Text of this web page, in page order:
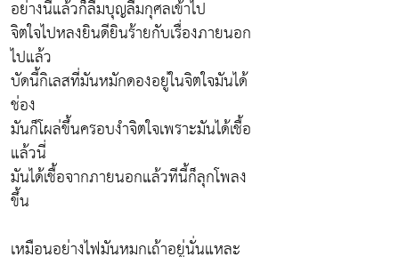
อย่างนี้แล้วก็ลืมบุญลืมกุศลเข้าไป
จิตใจไปหลงยินดียินร้ายกับเรื่องภายนอก
ไปแล้ว
บัดนี้กิเลสที่มันหมักดองอยู่ในจิตใจมันได้
ช่อง
มันก็โผล่ขึ้นครอบงำจิตใจเพราะมันได้เชื้อ
แล้วนี่
มันได้เชื้อจากภายนอกแล้วทีนี้ก็ลุกโพลง
ขึ้น
เหมือนอย่างไฟมันหมกเถ้าอยู่นั่นแหละ